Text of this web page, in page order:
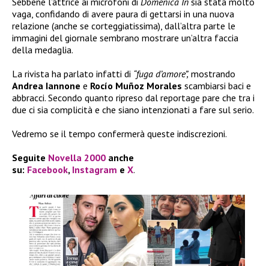
vaga, confidando di avere paura di gettarsi in una nuova
relazione (anche se corteggiatissima), dall’altra parte le
immagini del giornale sembrano mostrare un’altra faccia
della medaglia.
La rivista ha parlato infatti di “fuga d’amore”, mostrando
Andrea Iannone e Rocío Muñoz Morales scambiarsi baci e
abbracci. Secondo quanto ripreso dal reportage pare che tra i
due ci sia complicità e che siano intenzionati a fare sul serio.
Vedremo se il tempo confermerà queste indiscrezioni.
Seguite Novella 2000 anche
su: Facebook, Instagram e X.